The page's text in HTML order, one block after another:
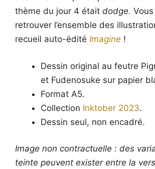
thème du jour 4 était dodge.
retrouver l’ensemble des
recueil auto-édité Imagine !
Dessin original au feutre
et Fudenosuke sur papier
Format A5.
Collection Inktober 2023.
Dessin seul, non encadré.
Image non contractuelle : des
teinte peuvent exister entre la